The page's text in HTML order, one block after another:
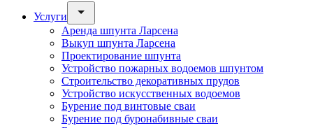
Услуги
Аренда шпунта Ларсена
Выкуп шпунта Ларсена
Проектирование шпунта
Устройство пожарных водоемов шпунтом
Строительство декоративных прудов
Устройство искусственных водоемов
Бурение под винтовые сваи
Бурение под буронабивные сваи